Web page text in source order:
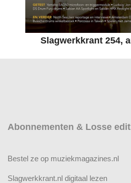
Slagwerkkrant 254,
Abonnementen & Losse
Bestel ze op muziekmagazines.nl
Slagwerkkrant.nl digitaal lezen